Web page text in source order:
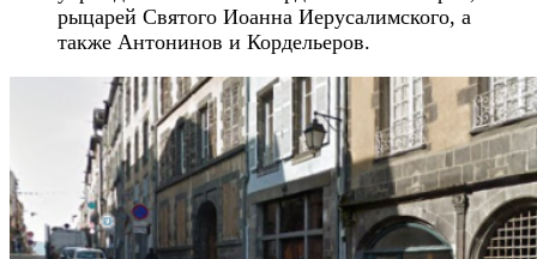
рыцарей Святого Иоанна Иерусалимского, а
также Антонинов и Кордельеров.